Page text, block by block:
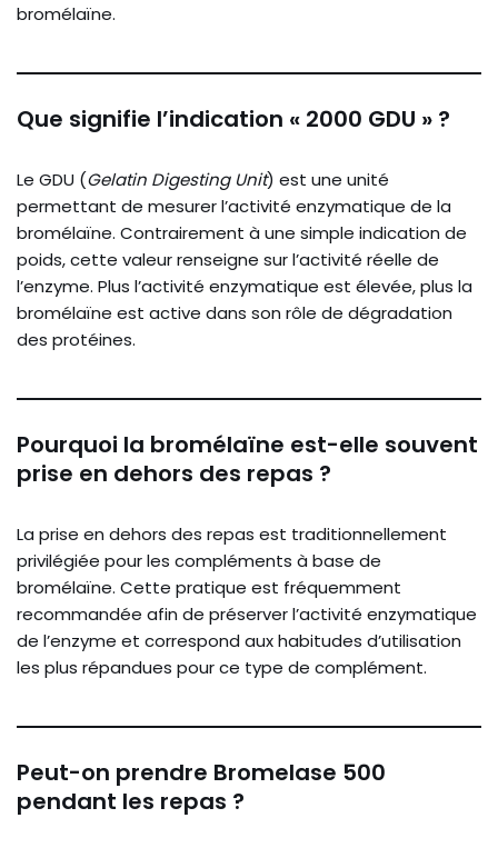
bromélaïne.
Que signifie l’indication « 2000 GDU » ?
Le GDU (Gelatin Digesting Unit) est une unité
permettant de mesurer l’activité enzymatique de la
bromélaïne. Contrairement à une simple indication de
poids, cette valeur renseigne sur l’activité réelle de
l’enzyme. Plus l’activité enzymatique est élevée, plus la
bromélaïne est active dans son rôle de dégradation
des protéines.
Pourquoi la bromélaïne est-elle souvent
prise en dehors des repas ?
La prise en dehors des repas est traditionnellement
privilégiée pour les compléments à base de
bromélaïne. Cette pratique est fréquemment
recommandée afin de préserver l’activité enzymatique
de l’enzyme et correspond aux habitudes d’utilisation
les plus répandues pour ce type de complément.
Peut-on prendre Bromelase 500
pendant les repas ?